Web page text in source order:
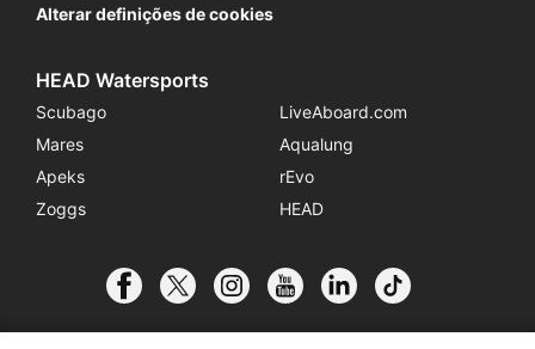
Alterar definições de cookies
HEAD Watersports
Scubago
LiveAboard.com
Mares
Aqualung
Apeks
rEvo
Zoggs
HEAD